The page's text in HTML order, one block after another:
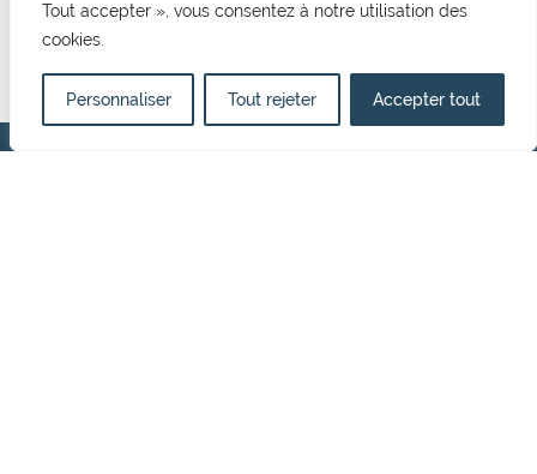
Tout accepter », vous consentez à notre utilisation des
cookies.
Personnaliser Tout rejeter Accepter tout
Mairie de Cormelles Le Royal
20 rue de l'Eglise 14123, Cormelles Le Royal
02 31 52 12 29
mairie@cormellesleroyal.fr